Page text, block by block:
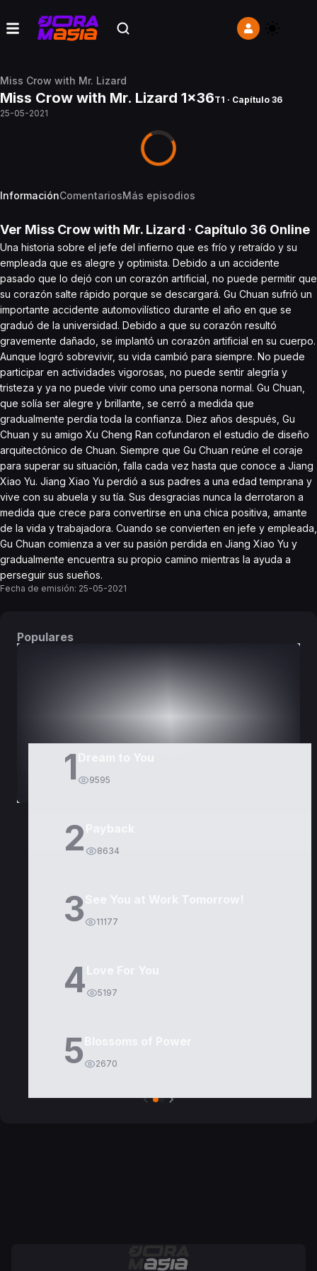
Miss Crow with Mr. Lizard
Miss Crow with Mr. Lizard 1x36T1 · Capítulo 36
25-05-2021
InformaciónComentariosMás episodios
Ver Miss Crow with Mr. Lizard · Capítulo 36 Online
Una historia sobre el jefe del infierno que es frío y retraído y su
empleada que es alegre y optimista. Debido a un accidente
pasado que lo dejó con un corazón artificial, no puede permitir que
su corazón salte rápido porque se descargará. Gu Chuan sufrió un
importante accidente automovilístico durante el año en que se
graduó de la universidad. Debido a que su corazón resultó
gravemente dañado, se implantó un corazón artificial en su cuerpo.
Aunque logró sobrevivir, su vida cambió para siempre. No puede
participar en actividades vigorosas, no puede sentir alegría y
tristeza y ya no puede vivir como una persona normal. Gu Chuan,
que solía ser alegre y brillante, se cerró a medida que
gradualmente perdía toda la confianza. Diez años después, Gu
Chuan y su amigo Xu Cheng Ran cofundaron el estudio de diseño
arquitectónico de Chuan. Siempre que Gu Chuan reúne el coraje
para superar su situación, falla cada vez hasta que conoce a Jiang
Xiao Yu. Jiang Xiao Yu perdió a sus padres a una edad temprana y
vive con su abuela y su tía. Sus desgracias nunca la derrotaron a
medida que crece para convertirse en una chica positiva, amante
de la vida y trabajadora. Cuando se convierten en jefe y empleada,
Gu Chuan comienza a ver su pasión perdida en Jiang Xiao Yu y
gradualmente encuentra su propio camino mientras la ayuda a
perseguir sus sueños.
Fecha de emisión: 25-05-2021
Populares
1 9595
2 8634
3 11177
4 5197
5 2670